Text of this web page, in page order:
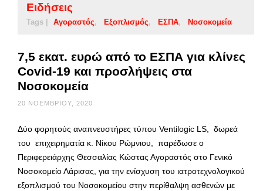
Ειδήσεις
Tags | Αγοραστός Εξοπλισμός ΕΣΠΑ Νοσοκομεία
7,5 εκατ. ευρώ από το ΕΣΠΑ για κλίνες
Covid-19 και προσλήψεις στα
Νοσοκομεία
20 ΝΟΕΜΒΡΊΟΥ, 2020
Δύο φορητούς αναπνευστήρες τύπου Ventilogic LS, δωρεά
του επιχειρηματία κ. Νίκου Ρώμνιου, παρέδωσε ο
Περιφερειάρχης Θεσσαλίας Κώστας Αγοραστός στο Γενικό
Νοσοκομείο Λάρισας, για την ενίσχυση του ιατροτεχνολογικού
εξοπλισμού του Νοσοκομείου στην περίθαλψη ασθενών με